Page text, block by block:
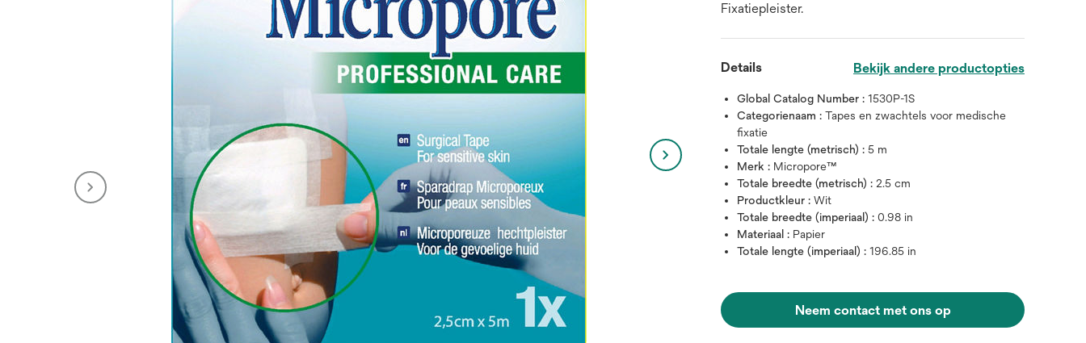
Fixatiepleister.
Details Bekijk andere productopties
Global Catalog Number :1530P-1S
Categorienaam :Tapes en zwachtels voor medische
fixatie
Totale lengte (metrisch) :5 m
Merk : Micropore™
Totale breedte (metrisch) :2.5 cm
Productkleur :Wit
Totale breedte (imperiaal) :0.98 in
Materiaal : Papier
Totale lengte (imperiaal) :196.85 in
Neem contact met ons op